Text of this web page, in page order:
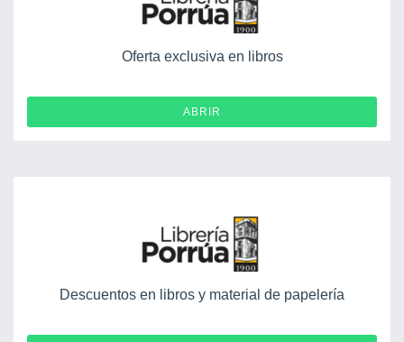
Oferta exclusiva en libros
ABRIR
Descuentos en libros y material de papelería